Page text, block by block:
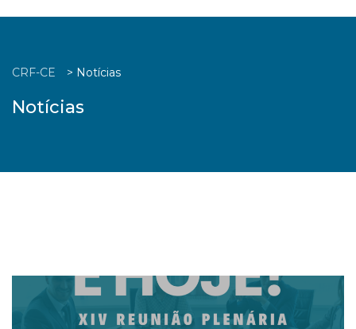
CRF-CE > Notícias
Notícias